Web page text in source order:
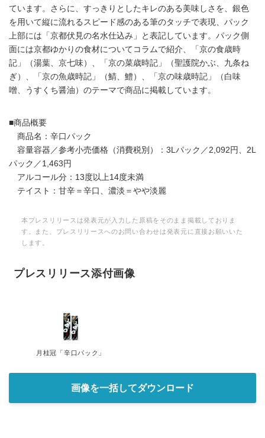
ています。さらに、すっきりとしたキレのある美味しさを、銀色
を用いて縦に流れるスピード感のある筆のタッチで表現、パック
上部には「京都伏見の名水仕込み」と表記しています。パック側
面には京都ゆかりの食材についてコラムで紹介、「京の食歳時
記」（湯葉、京七味）、「京の菜歳時記」（聖護院かぶ、九条ね
ぎ）、「京の魚歳時記」（鯖、鱧）、「京の味歳時記」（白味
噌、うすくち醤油）のテーマで商品に掲載しています。
■商品概要
商品名：辛口パック
容量容器／参考小売価格（消費税別）：3Lパック／2,092円、2L
パック／1,463円
アルコール分：13度以上14度未満
テイスト：甘辛＝辛口、濃淡＝やや淡麗
本プレスリリースは発表元が入力した原稿をそのまま掲載しておりま
す。また、プレスリリースへのお問い合わせは発表元に直接お願いいた
します。
プレスリリース添付画像
月桂冠「辛口パック」
画像を一括してダウンロード